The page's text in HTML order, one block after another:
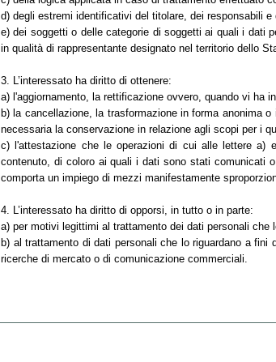
d) degli estremi identificativi del titolare, dei responsabili
e) dei soggetti o delle categorie di soggetti ai quali i dati
in qualità di rappresentante designato nel territorio dello
3. L’interessato ha diritto di ottenere:
a) l'aggiornamento, la rettificazione ovvero, quando vi ha
b) la cancellazione, la trasformazione in forma anonima
necessaria la conservazione in relazione agli scopi per i
c) l'attestazione che le operazioni di cui alle lettere a)
contenuto, di coloro ai quali i dati sono stati comunicati
comporta un impiego di mezzi manifestamente
4. L’interessato ha diritto di opporsi, in tutto o in parte:
a) per motivi legittimi al trattamento dei dati personali
b) al trattamento di dati personali che lo riguardano a
ricerche di mercato o di comunicazione commerciali.